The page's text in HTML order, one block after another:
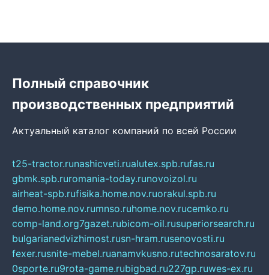
Полный справочник
производственных предприятий
Актуальный каталог компаний по всей России
t25-tractor.runashicveti.rualutex.spb.rufas.ru
gbmk.spb.ruromania-today.runovoizol.ru
airheat-spb.rufisika.home.nov.ruorakul.spb.ru
demo.home.nov.rumnso.ruhome.nov.rucemko.ru
comp-land.org7gazet.rubicom-oil.rusuperiorsearch.ru
bulgarianedvizhimost.rusn-hram.rusenovosti.ru
fexer.rusnite-mebel.ruanamvkusno.rutechnosaratov.ru
0sporte.ru9rota-game.rubigbad.ru227gp.ruwes-ex.ru